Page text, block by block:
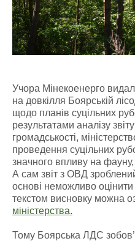
Учора Мінекоенерго
на довкілля Боярській
щодо планів суцільних
результатами аналізу
громадськості,
проведення суцільних
значного впливу на фауну,
А сам звіт з ОВД
основі неможливо
текстом висновку можна
міністерства.
Тому Боярська ЛДС